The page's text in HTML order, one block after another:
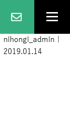
nihongi_admin
2019.01.14